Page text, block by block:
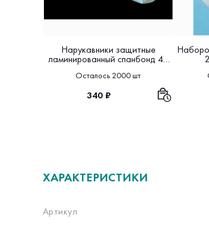
Нарукавники защитные
ламинированный спанбонд 40
10 пар в упаковке
Осталось 2000 шт
340 ₽
ХАРАКТЕРИСТИКИ
Артикул